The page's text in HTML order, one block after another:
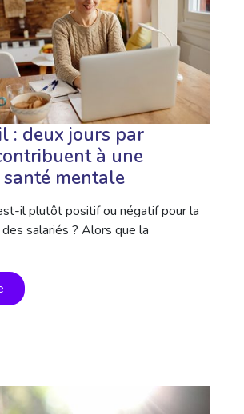
: deux jours par
à une
mentale
il plutôt positif ou négatif pour la
salariés ? Alors que la